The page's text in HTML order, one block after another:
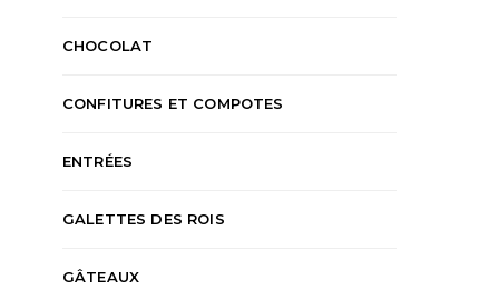
CHOCOLAT
CONFITURES ET COMPOTES
ENTRÉES
GALETTES DES ROIS
GÂTEAUX